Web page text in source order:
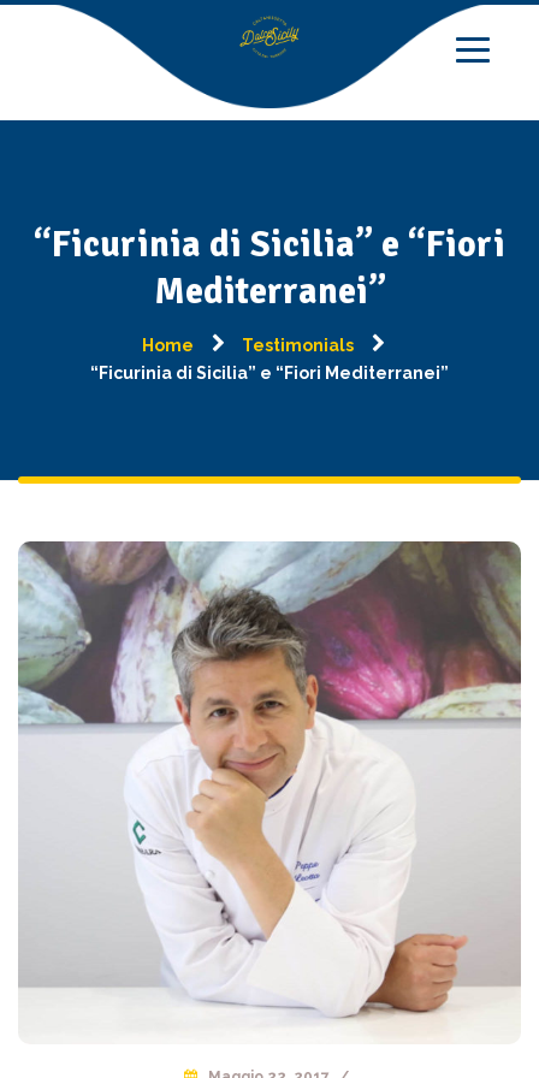
“Ficurinia di Sicilia” e “Fiori
Mediterranei”
Home
Testimonials
“Ficurinia di Sicilia” e “Fiori Mediterranei”